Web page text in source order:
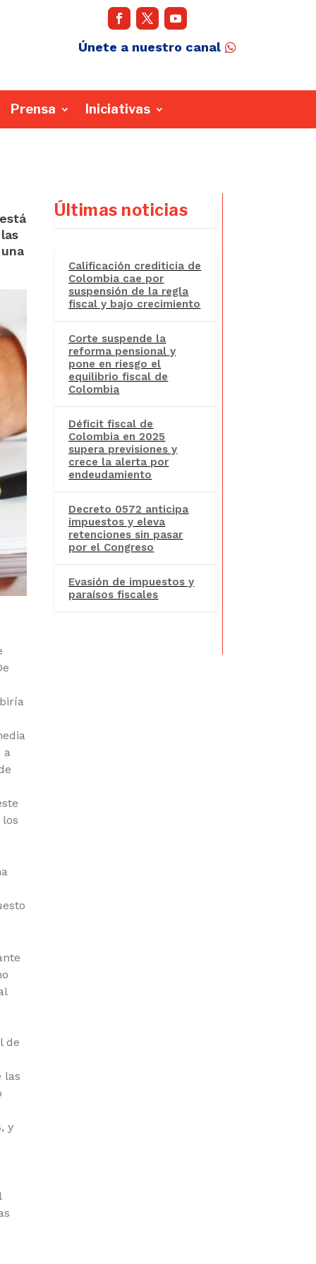
Únete a nuestro canal
Prensa Iniciativas
a
de
las
y
Últimas noticias
Calificación crediticia de
Colombia cae por
suspensión de la regla
fiscal y bajo crecimiento
Corte suspende la
reforma pensional y
pone en riesgo el
equilibrio fiscal de
Colombia
Déficit fiscal de
Colombia en 2025
supera previsiones y
crece la alerta por
endeudamiento
Decreto 0572 anticipa
impuestos y eleva
retenciones sin pasar
por el Congreso
Evasión de impuestos y
paraísos fiscales